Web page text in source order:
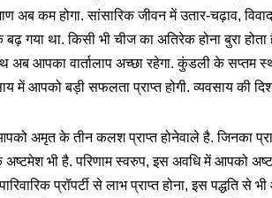
अब कम होगा. सांसारिक जीवन में उतार-चढ़ाव,
गया था. किसी भी चीज का अतिरेक होना बुरा
अब आपका वार्तालाप अच्छा रहेगा. कुंडली के सप्तम
आपको बड़ी सफलता प्राप्त होगी. व्यवसाय की
अमृत के तीन कलश प्राप्त होनेवाले है. जिनका
भी है. परिणाम स्वरुप, इस अवधि में आपको
प्रॉपर्टी से लाभ प्राप्त होना, इस पद्धति से भी